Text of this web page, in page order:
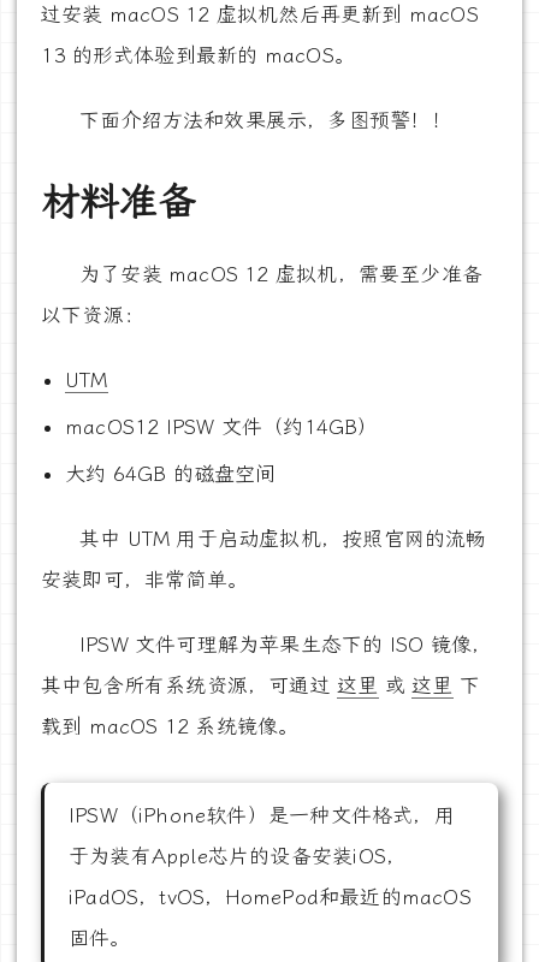
过安装 macOS 12 虚拟机然后再更新到 macOS
13 的形式体验到最新的 macOS。
下面介绍方法和效果展示，多图预警！！
材料准备
为了安装 macOS 12 虚拟机，需要至少准备
以下资源：
UTM
macOS12 IPSW 文件（约14GB）
大约 64GB 的磁盘空间
其中 UTM 用于启动虚拟机，按照官网的流畅
安装即可，非常简单。
IPSW 文件可理解为苹果生态下的 ISO 镜像，
其中包含所有系统资源，可通过这里 或这里 下
载到 macOS 12 系统镜像。
IPSW（iPhone软件）是一种文件格式，用
于为装有Apple芯片的设备安装iOS，
iPadOS，tvOS，HomePod和最近的macOS
固件。